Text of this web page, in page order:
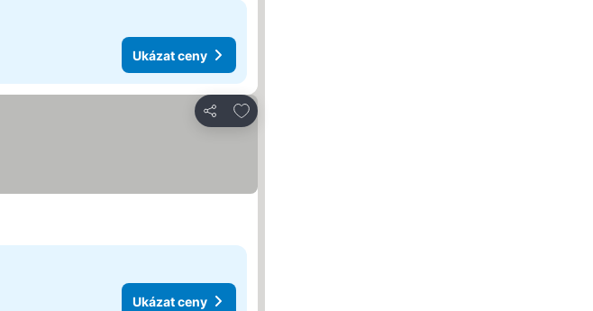
Ukázat ceny
Sdílet
Přidat na seznam oblíbených hotelů
Ukázat ceny